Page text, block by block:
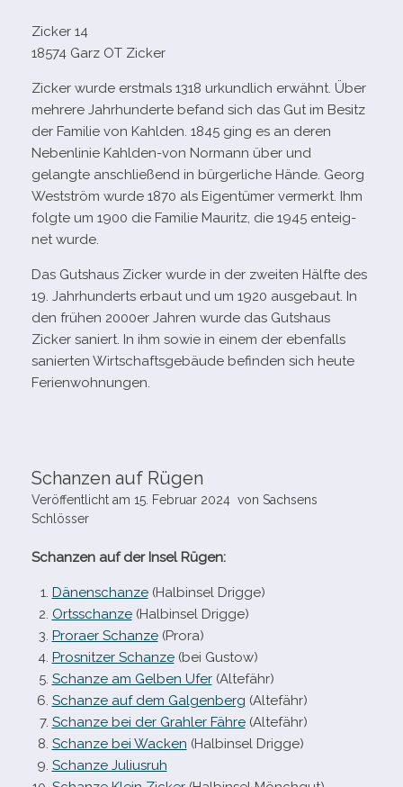
Zicker 14
18574 Garz OT Zicker
Zicker wurde erst­mals 1318 urkund­lich erwähnt. Über
meh­rere Jahrhunderte befand sich das Gut im Besitz
der Familie von Kahlden. 1845 ging es an deren
Nebenlinie Kahlden-​von Normann über und
gelangte anschlie­ßend in bür­ger­li­che Hände. Georg
Westström wurde 1870 als Eigentümer ver­merkt. Ihm
folgte um 1900 die Familie Mauritz, die 1945 ent­eig­
net wurde.
Das Gutshaus Zicker wurde in der zwei­ten Hälfte des
19. Jahrhunderts erbaut und um 1920 aus­ge­baut. In
den frü­hen 2000er Jahren wurde das Gutshaus
Zicker saniert. In ihm sowie in einem der eben­falls
sanier­ten Wirtschaftsgebäude befin­den sich heute
Ferienwohnungen.
Schanzen auf Rügen
Veröffentlicht am 15. Februar 2024 von Sachsens
Schlösser
Schanzen auf der Insel Rügen:
Dänenschanze(Halbinsel Drigge)
Ortsschanze(Halbinsel Drigge)
Proraer Schanze(Prora)
Prosnitzer Schanze(bei Gustow)
Schanze am Gelben Ufer(Altefähr)
Schanze auf dem Galgenberg (Altefähr)
Schanze bei der Grahler Fähre(Altefähr)
Schanze bei Wacken (Halbinsel Drigge)
Schanze Juliusruh